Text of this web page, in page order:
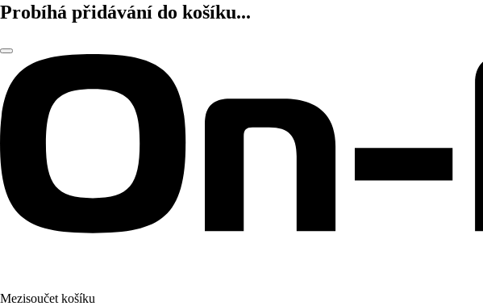
Probíhá přidávání do košíku...
Mezisoučet košíku